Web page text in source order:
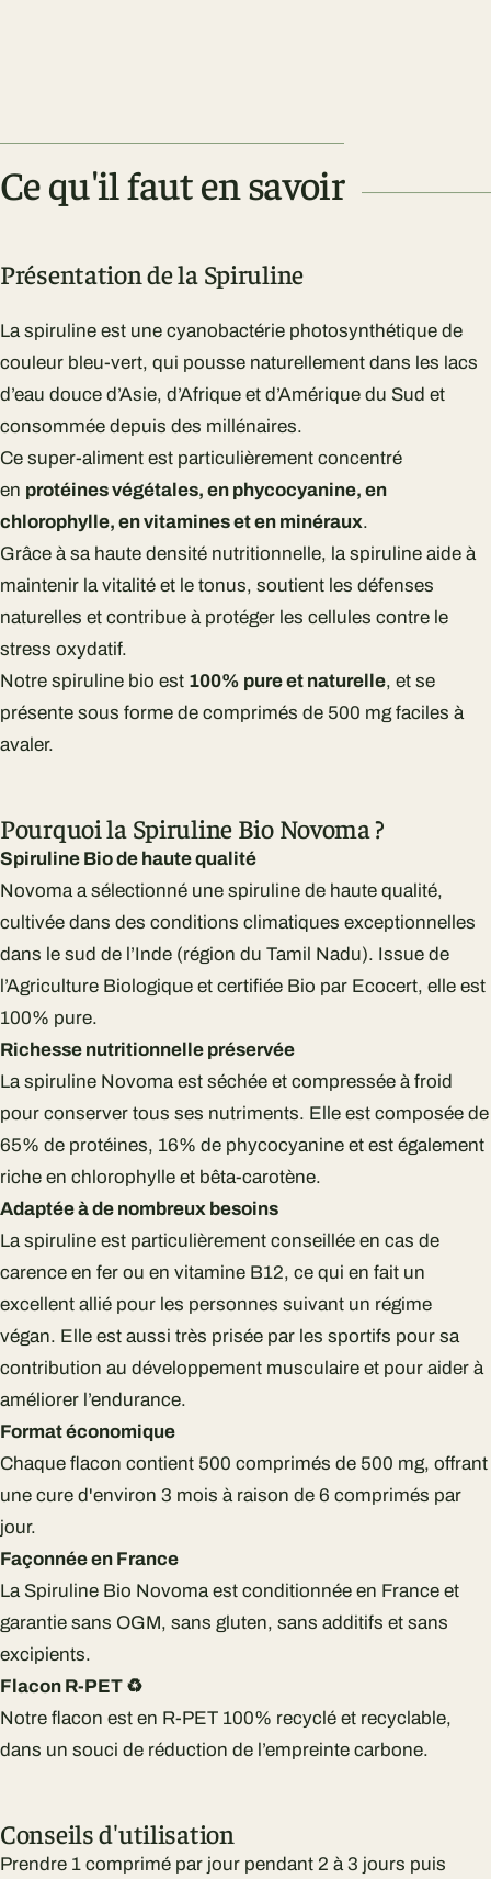
Ce qu'il faut en savoir
Présentation de la Spiruline
La spiruline est une cyanobactérie photosynthétique de
couleur bleu-vert, qui pousse naturellement dans les lacs
d’eau douce d’Asie, d’Afrique et d’Amérique du Sud et
consommée depuis des millénaires.
Ce super-aliment est particulièrement concentré
en protéines végétales, en phycocyanine, en
chlorophylle, en vitamines et en minéraux.
Grâce à sa haute densité nutritionnelle, la spiruline aide à
maintenir la vitalité et le tonus, soutient les défenses
naturelles et contribue à protéger les cellules contre le
stress oxydatif.
Notre spiruline bio est 100% pure et naturelle, et se
présente sous forme de comprimés de 500 mg faciles à
avaler.
Pourquoi la Spiruline Bio Novoma ?
Spiruline Bio de haute qualité
Novoma a sélectionné une spiruline de haute qualité,
cultivée dans des conditions climatiques exceptionnelles
dans le sud de l’Inde (région du Tamil Nadu). Issue de
l’Agriculture Biologique et certifiée Bio par Ecocert, elle est
100% pure.
Richesse nutritionnelle préservée
La spiruline Novoma est séchée et compressée à froid
pour conserver tous ses nutriments. Elle est composée de
65% de protéines, 16% de phycocyanine et est également
riche en chlorophylle et bêta-carotène.
Adaptée à de nombreux besoins
La spiruline est particulièrement conseillée en cas de
carence en fer ou en vitamine B12, ce qui en fait un
excellent allié pour les personnes suivant un régime
végan. Elle est aussi très prisée par les sportifs pour sa
contribution au développement musculaire et pour aider à
améliorer l’endurance.
Format économique
Chaque flacon contient 500 comprimés de 500 mg, offrant
une cure d'environ 3 mois à raison de 6 comprimés par
jour.
Façonnée en France
La Spiruline Bio Novoma est conditionnée en France et
garantie sans OGM, sans gluten, sans additifs et sans
excipients.
Flacon R-PET ♻️
Notre flacon est en R-PET 100% recyclé et recyclable,
dans un souci de réduction de l’empreinte carbone.
Conseils d'utilisation
Prendre 1 comprimé par jour pendant 2 à 3 jours puis